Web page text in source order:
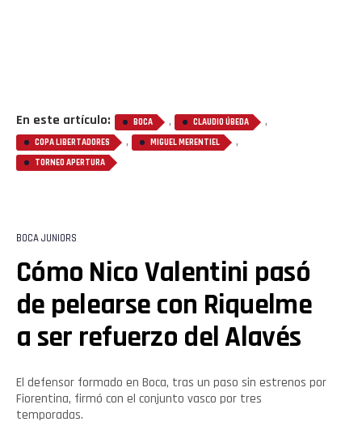
En este artículo: BOCA , CLAUDIO ÚBEDA ,
COPA LIBERTADORES , MIGUEL MERENTIEL ,
TORNEO APERTURA
BOCA JUNIORS
Cómo Nico Valentini pasó
de pelearse con Riquelme
a ser refuerzo del Alavés
El defensor formado en Boca, tras un paso sin estrenos por
Fiorentina, firmó con el conjunto vasco por tres
temporadas.
Flipboard
Reddit
Pinterest
Whatsapp